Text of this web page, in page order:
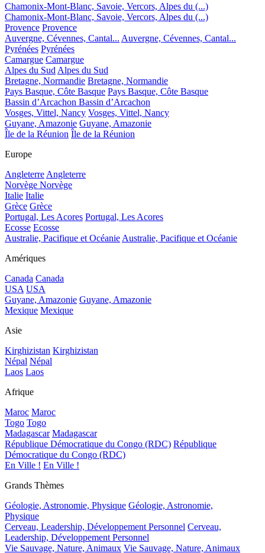
Chamonix-Mont-Blanc, Savoie, Vercors, Alpes du (...)
Chamonix-Mont-Blanc, Savoie, Vercors, Alpes du (...)
Provence Provence
Auvergne, Cévennes, Cantal... Auvergne, Cévennes, Cantal...
Pyrénées Pyrénées
Camargue Camargue
Alpes du Sud Alpes du Sud
Bretagne, Normandie Bretagne, Normandie
Pays Basque, Côte Basque Pays Basque, Côte Basque
Bassin d’Arcachon Bassin d’Arcachon
Vosges, Vittel, Nancy Vosges, Vittel, Nancy
Guyane, Amazonie Guyane, Amazonie
Île de la Réunion Île de la Réunion
Europe
Angleterre Angleterre
Norvège Norvège
Italie Italie
Grèce Grèce
Portugal, Les Acores Portugal, Les Acores
Ecosse Ecosse
Australie, Pacifique et Océanie Australie, Pacifique et Océanie
Amériques
Canada Canada
USA USA
Guyane, Amazonie Guyane, Amazonie
Mexique Mexique
Asie
Kirghizistan Kirghizistan
Népal Népal
Laos Laos
Afrique
Maroc Maroc
Togo Togo
Madagascar Madagascar
République Démocratique du Congo (RDC) République
Démocratique du Congo (RDC)
En Ville ! En Ville !
Grands Thèmes
Géologie, Astronomie, Physique Géologie, Astronomie,
Physique
Cerveau, Leadership, Développement Personnel Cerveau,
Leadership, Développement Personnel
Vie Sauvage, Nature, Animaux Vie Sauvage, Nature, Animaux